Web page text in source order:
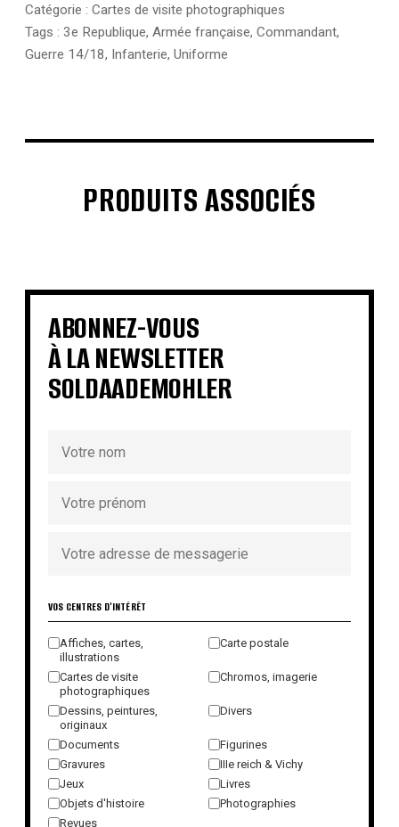
Catégorie : Cartes de visite photographiques
Tags : 3e Republique, Armée française, Commandant,
Guerre 14/18, Infanterie, Uniforme
PRODUITS ASSOCIÉS
€
€
€
€ €
€
€ €
ABONNEZ-VOUS
À LA NEWSLETTER
SOLDAADEMOHLER
VOS CENTRES D'INTÉRÊT
Affiches, cartes,
illustrations
Carte postale
Cartes de visite
photographiques
Chromos, imagerie
Dessins, peintures,
originaux
Divers
Documents
Figurines
Gravures
IIIe reich & Vichy
Jeux
Livres
Objets d'histoire
Photographies
Revues